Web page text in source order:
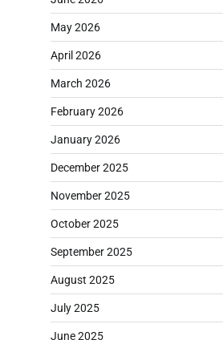
May 2026
April 2026
March 2026
February 2026
January 2026
December 2025
November 2025
October 2025
September 2025
August 2025
July 2025
June 2025